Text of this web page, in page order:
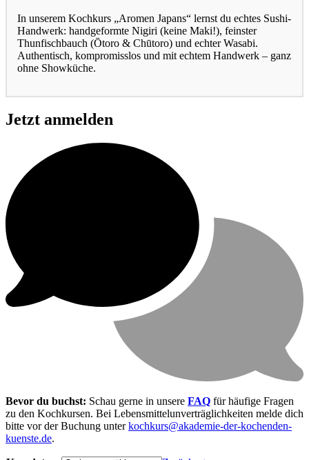
In unserem Kochkurs „Aromen Japans“ lernst du echtes Sushi-
Handwerk: handgeformte Nigiri (keine Maki!), feinster
Thunfischbauch (Ōtoro & Chūtoro) und echter Wasabi.
Authentisch, kompromisslos und mit echtem Handwerk – ganz
ohne Showküche.
Jetzt anmelden
Bevor du buchst: Schau gerne in unsere FAQ für häufige Fragen
zu den Kochkursen. Bei Lebensmittel­unverträglichkeiten melde dich
bitte vor der Buchung unterkochkurs@akademie-der-kochenden-
kuenste.de.